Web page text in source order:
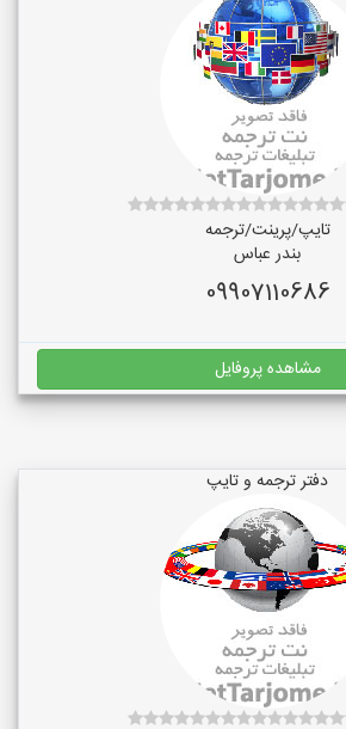
تایپ/پرینت/ترجمه
بندر عباس
09907110686
مشاهده پروفایل
دفتر ترجمه و تایپ